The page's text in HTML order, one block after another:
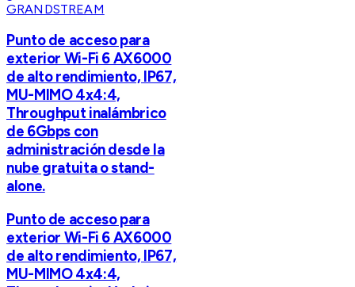
GRANDSTREAM
Punto de acceso para
exterior Wi-Fi 6 AX6000
de alto rendimiento, IP67,
MU-MIMO 4x4:4,
Throughput inalámbrico
de 6Gbps con
administración desde la
nube gratuita o stand-
alone.
Punto de acceso para
exterior Wi-Fi 6 AX6000
de alto rendimiento, IP67,
MU-MIMO 4x4:4,